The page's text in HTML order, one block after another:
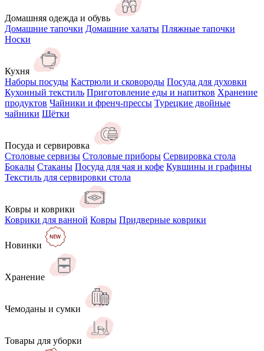
Домашняя одежда и обувь
Домашние тапочки Домашние халаты Пляжные тапочки
Носки
Кухня
Наборы посуды Кастрюли и сковороды Посуда для духовки
Кухонный текстиль Приготовление еды и напитков Хранение
продуктов Чайники и френч-прессы Турецкие двойные
чайники Щётки
Посуда и сервировка
Столовые сервизы Столовые приборы Сервировка стола
Бокалы Стаканы Посуда для чая и кофе Кувшины и графины
Текстиль для сервировки стола
Ковры и коврики
Коврики для ванной Ковры Придверные коврики
Новинки
Хранение
Чемоданы и сумки
Товары для уборки